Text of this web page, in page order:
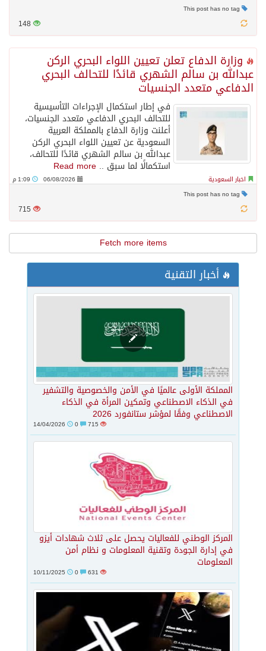
148
وزارة الدفاع تعلن تعيين اللواء البحري الركن
عبدالله بن سالم الشهري قائدًا للتحالف البحري
الدفاعي متعدد الجنسيات
في إطار استكمال الإجراءات التأسيسية
للتحالف البحري الدفاعي متعدد الجنسيات،
أعلنت وزارة الدفاع بالمملكة العربية
السعودية عن تعيين اللواء البحري الركن
عبدالله بن سالم الشهري قائدًا للتحالف،
استكمالًا لما سبق .. Read more
اخبار السعودية 06/08/2026
715
Fetch more items
أخبار التقنية
المملكة الأولى عالميًا في الأمن والخصوصية والتشفير
في الذكاء الاصطناعي وتمكين المرأة في الذكاء
الاصطناعي وفقًا لمؤشر ستانفورد 2026
715
المركز الوطني للفعاليات يحصل على ثلاث شهادات أيزو
في إدارة الجودة وتقنية المعلومات و نظام أمن
المعلومات
631